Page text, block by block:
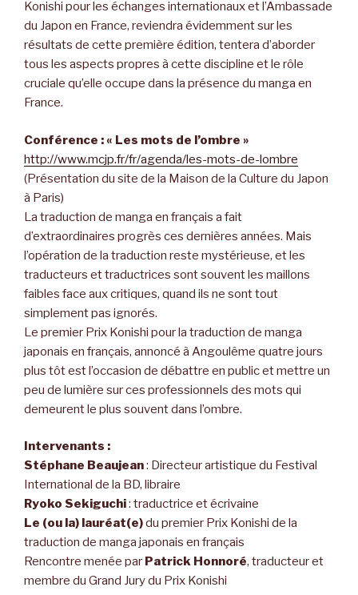
Konishi pour les échanges internationaux et l’Ambassade
du Japon en France, reviendra évidemment sur les
résultats de cette première édition, tentera d’aborder
tous les aspects propres à cette discipline et le rôle
cruciale qu’elle occupe dans la présence du manga en
France.
Conférence : « Les mots de l’ombre »
http://www.mcjp.fr/fr/agenda/les-mots-de-lombre
(Présentation du site de la Maison de la Culture du Japon
à Paris)
La traduction de manga en français a fait
d’extraordinaires progrès ces dernières années. Mais
l’opération de la traduction reste mystérieuse, et les
traducteurs et traductrices sont souvent les maillons
faibles face aux critiques, quand ils ne sont tout
simplement pas ignorés.
Le premier Prix Konishi pour la traduction de manga
japonais en français, annoncé à Angoulême quatre jours
plus tôt est l’occasion de débattre en public et mettre un
peu de lumière sur ces professionnels des mots qui
demeurent le plus souvent dans l’ombre.
Intervenants :
Stéphane Beaujean: Directeur artistique du Festival
International de la BD, libraire
Ryoko Sekiguchi: traductrice et écrivaine
Le (ou la) lauréat(e)du premier Prix Konishi de la
traduction de manga japonais en français
Rencontre menée par Patrick Honnoré, traducteur et
membre du Grand Jury du Prix Konishi